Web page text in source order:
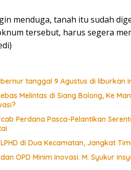
menduga, tanah itu sudah
tersebut, harus segera
tanggal 9 Agustus di liburkan
Melintas di Siang Bolong, Ke
Perdana Pasca-Pelantikan
di Dua Kecamatan, Jangkat
OPD Minim Inovasi. M. Syukur